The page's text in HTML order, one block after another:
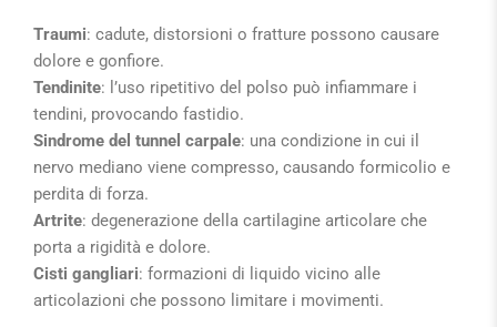
Traumi: cadute, distorsioni o fratture possono causare
dolore e gonfiore.
Tendinite: l’uso ripetitivo del polso può infiammare i
tendini, provocando fastidio.
Sindrome del tunnel carpale: una condizione in cui il
nervo mediano viene compresso, causando formicolio e
perdita di forza.
Artrite: degenerazione della cartilagine articolare che
porta a rigidità e dolore.
Cisti gangliari: formazioni di liquido vicino alle
articolazioni che possono limitare i movimenti.